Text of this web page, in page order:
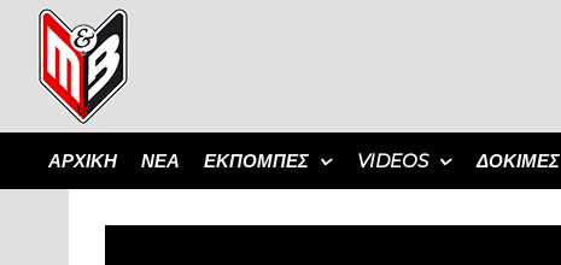
ΑΡΧΙΚΗ ΝΕΑ ΕΚΠΟΜΠΈΣ VIDEOS ΔΟΚΙΜΈΣ